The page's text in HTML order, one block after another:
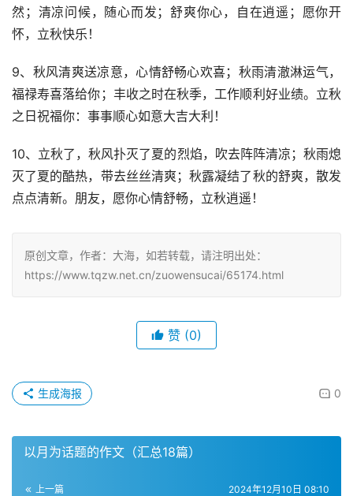
然；清凉问候，随心而发；舒爽你心，自在逍遥；愿你开
怀，立秋快乐！
9、秋风清爽送凉意，心情舒畅心欢喜；秋雨清澈淋运气，
福禄寿喜落给你；丰收之时在秋季，工作顺利好业绩。立秋
之日祝福你：事事顺心如意大吉大利！
10、立秋了，秋风扑灭了夏的烈焰，吹去阵阵清凉；秋雨熄
灭了夏的酷热，带去丝丝清爽；秋露凝结了秋的舒爽，散发
点点清新。朋友，愿你心情舒畅，立秋逍遥！
原创文章，作者：大海，如若转载，请注明出处：
https://www.tqzw.net.cn/zuowensucai/65174.html
赞 (0)
0
生成海报
以月为话题的作文（汇总18篇）
上一篇 2024年12月10日 08:10